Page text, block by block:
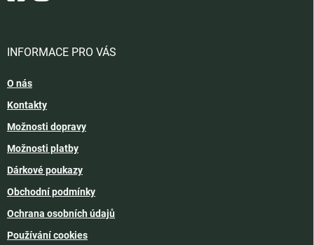
INFORMACE PRO VÁS
O nás
Kontakty
Možnosti dopravy
Možnosti platby
Dárkové poukazy
Obchodní podmínky
Ochrana osobních údajů
Používání cookies